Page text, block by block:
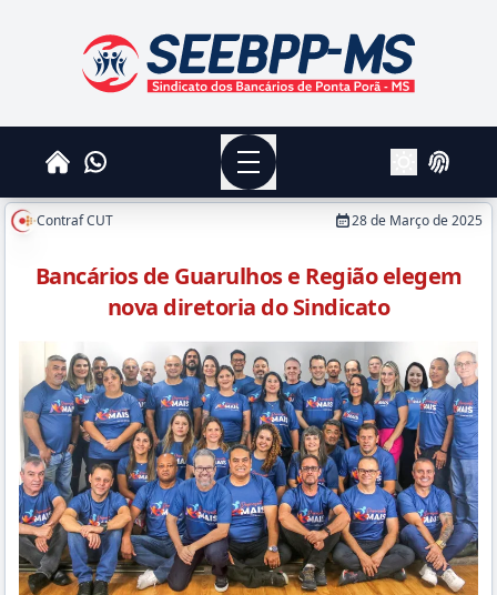
SEEBPPMS - Sindicato dos Bancários de Ponta
HomeWhatsapp
Menu
AlterarLogin
Contraf CUT 28 de Março de 2025
Bancários de Guarulhos e Região elegem
nova diretoria do Sindicato